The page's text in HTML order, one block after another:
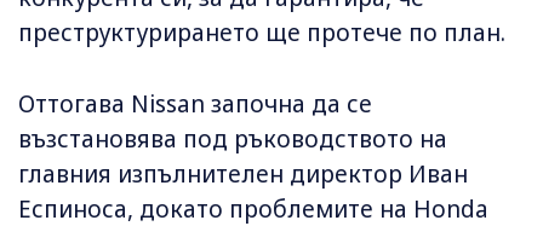
преструктурирането ще протече по план.
Оттогава Nissan започна да се
възстановява под ръководството на
главния изпълнителен директор Иван
Еспиноса, докато проблемите на Honda